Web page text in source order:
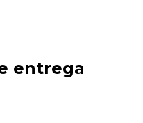
entrega